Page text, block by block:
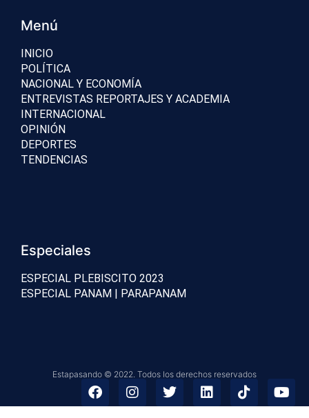
Menú
INICIO
POLÍTICA
NACIONAL Y ECONOMÍA
ENTREVISTAS REPORTAJES Y ACADEMIA
INTERNACIONAL
OPINIÓN
DEPORTES
TENDENCIAS
Especiales
ESPECIAL PLEBISCITO 2023
ESPECIAL PANAM | PARAPANAM
Estapasando © 2022. Todos los derechos reservados